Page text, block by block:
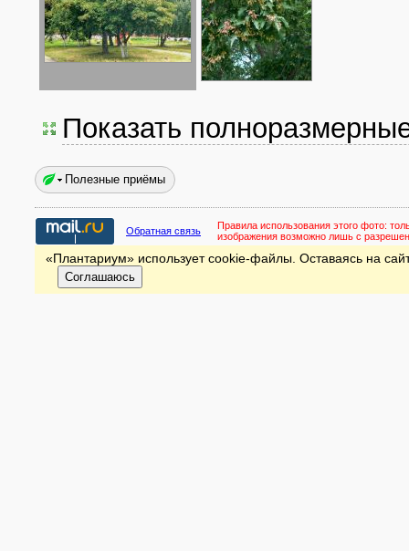
Показать
Полезные приёмы
Обратная связь Правила использования этого фото:
изображения возможно лишь с
«Плантариум» использует cookie-файлы. Оставаясь на
Соглашаюсь